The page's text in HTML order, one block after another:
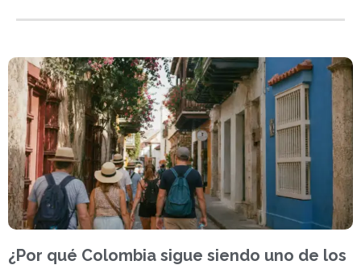
¿Por qué Colombia sigue siendo uno de los